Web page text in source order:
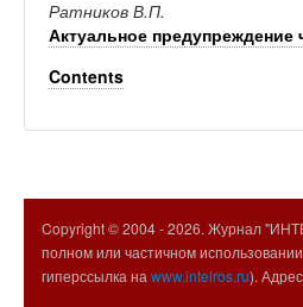
Ратников В.П.
Актуальное предупреждение
Contents
Copyright © 2004 -2026. Журнал
полном или частичном
гиперссылка на www.intelros.ru).